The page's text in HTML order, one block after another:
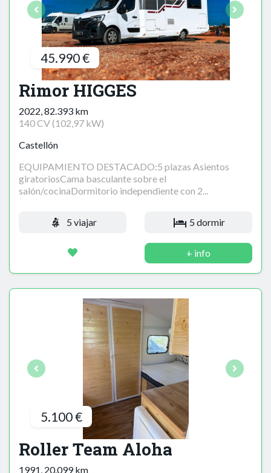
45.990 €
Rimor HIGGES
2022, 82.393 km
140 CV (102,97 kW)
Castellón
EQUIPAMIENTO DESTACADO:5 plazas Asientos
giratoriosCama basculante sobre el
salón/cocinaDormitorio independiente con 2...
5 viajar 5 dormir
+ info
5.100 €
Roller Team Aloha
1991, 20.099 km